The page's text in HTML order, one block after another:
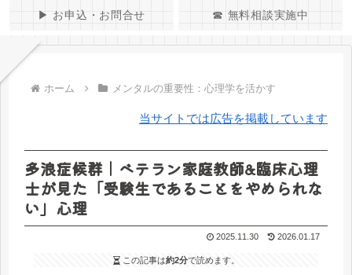
▶︎ お申込・お問合せ ☎ 無料相談実施中
ホーム メンタルの重要性：心理学を活かす
当サイトでは広告を掲載しています
多浪症候群｜ベテラン家庭教師&臨床心理
士が見た「受験生であることをやめられな
い」心理
2025.11.30 2026.01.17
この記事は約2分で読めます。